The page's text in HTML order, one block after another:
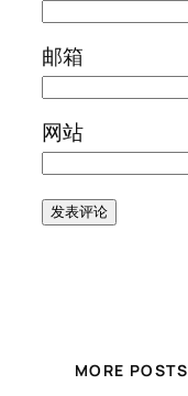
邮箱
网站
MORE POSTS